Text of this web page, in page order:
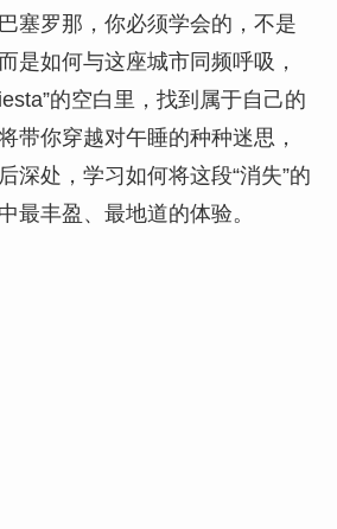
塞罗那，你必须学会的，不是
是如何与这座城市同频呼吸，
的空白里，找到属于自己的
带你穿越对午睡的种种迷思，
深处，学习如何将这段“消失”的
最丰盈、最地道的体验。